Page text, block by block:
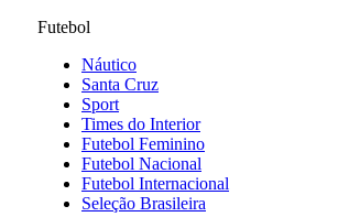
Futebol
Náutico
Santa Cruz
Sport
Times do Interior
Futebol Feminino
Futebol Nacional
Futebol Internacional
Seleção Brasileira